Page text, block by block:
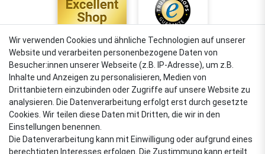
4,88
Sehr gut
VERSANDARTEN
Wir verwenden Cookies und ähnliche Technologien auf unserer
Website und verarbeiten personenbezogene Daten von
Besucher:innen unserer Webseite (z.B. IP-Adresse), um z.B.
Inhalte und Anzeigen zu personalisieren, Medien von
Drittanbietern einzubinden oder Zugriffe auf unsere Website zu
analysieren. Die Datenverarbeitung erfolgt erst durch gesetzte
Cookies. Wir teilen diese Daten mit Dritten, die wir in den
Einstellungen benennen.
Die Datenverarbeitung kann mit Einwilligung oder aufgrund eines
berechtigten Interesses erfolgen. Die Zustimmung kann erteilt